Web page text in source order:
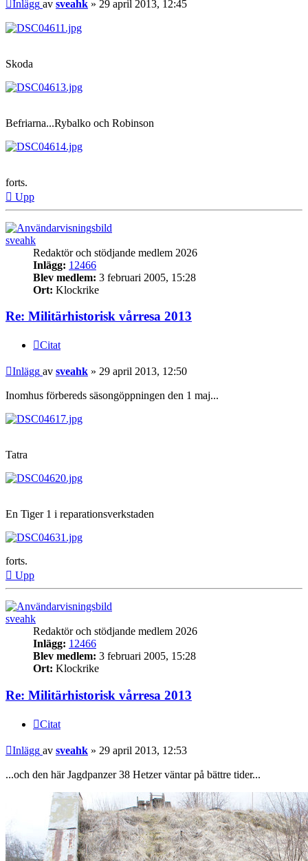
Inlägg av sveahk » 29 april 2013, 12:45
Skoda
Befriarna...Rybalko och Robinson
forts.
Upp
sveahk
Redaktör och stödjande medlem 2026
Inlägg: 12466
Blev medlem: 3 februari 2005, 15:28
Ort: Klockrike
Re: Militärhistorisk vårresa 2013
Citat
Inlägg av sveahk » 29 april 2013, 12:50
Inomhus förbereds säsongöppningen den 1 maj...
Tatra
En Tiger 1 i reparationsverkstaden
forts.
Upp
sveahk
Redaktör och stödjande medlem 2026
Inlägg: 12466
Blev medlem: 3 februari 2005, 15:28
Ort: Klockrike
Re: Militärhistorisk vårresa 2013
Citat
Inlägg av sveahk » 29 april 2013, 12:53
...och den här Jagdpanzer 38 Hetzer väntar på bättre tider...